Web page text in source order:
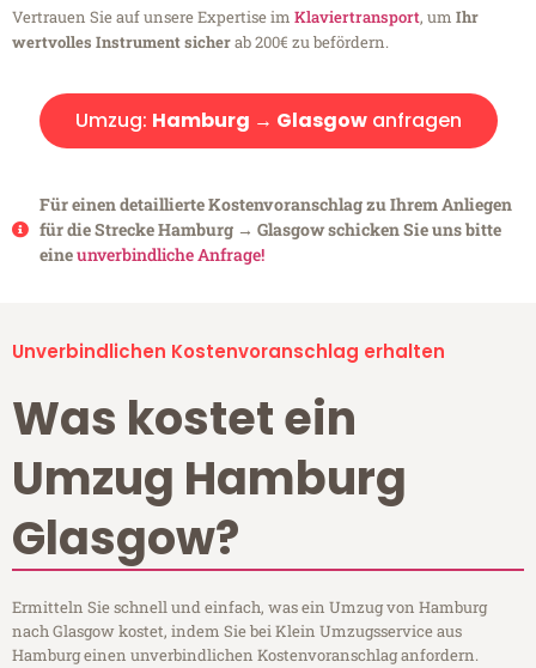
Vertrauen Sie auf unsere Expertise im Klaviertransport, um Ihr
wertvolles Instrument sicherab 200€ zu befördern.
Umzug: Hamburg → Glasgowanfragen
Für einen detaillierte Kostenvoranschlag zu Ihrem Anliegen
für die Strecke Hamburg → Glasgow schicken Sie uns bitte
eineunverbindliche Anfrage!
Unverbindlichen Kostenvoranschlag erhalten
Was kostet ein
Umzug Hamburg
Glasgow?
Ermitteln Sie schnell und einfach, was ein Umzug von Hamburg
nach Glasgow kostet, indem Sie bei Klein Umzugsservice aus
Hamburg einen unverbindlichen Kostenvoranschlag anfordern.